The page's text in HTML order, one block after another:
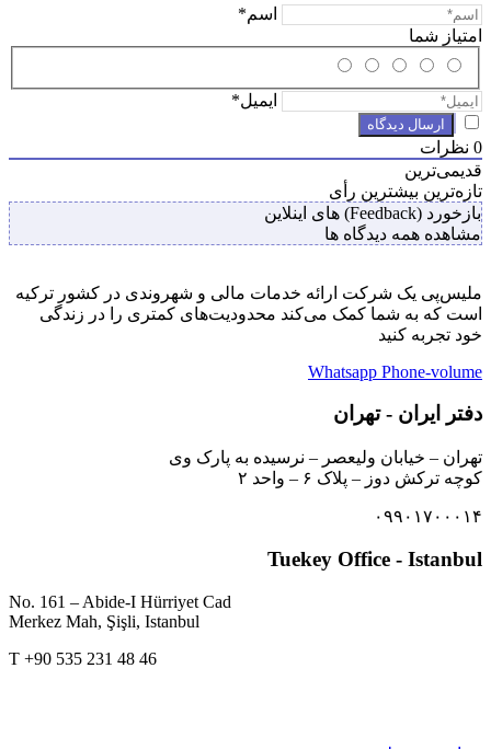
اسم*
امتیاز شما
ایمیل*
0 نظرات
قدیمی‌ترین
تازه‌ترین بیشترین رأی
بازخورد (Feedback) های اینلاین
مشاهده همه دیدگاه ها
ملیس‌پی یک شرکت ارائه خدمات مالی و شهروندی در کشور ترکیه
است که به شما کمک می‌کند محدودیت‌های کمتری را در زندگی
خود تجربه کنید
Whatsapp Phone-volume
دفتر ایران - تهران
تهران – خیابان ولیعصر – نرسیده به پارک وی
کوچه ترکش دوز – پلاک ۶ – واحد ۲
۰۹۹۰۱۷۰۰۰۱۴
Tuekey Office - Istanbul
No. 161 – Abide-I Hürriyet Cad
Merkez Mah, Şişli, Istanbul
T +90 535 231 48 46